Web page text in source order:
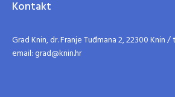
Kontakt
Grad Knin, dr. Franje Tuđmana 2, 22300 Knin
email: grad@knin.hr